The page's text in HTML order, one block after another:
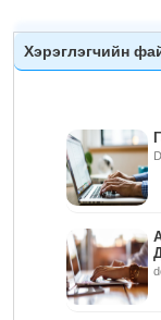
Хэрэглэгчийн